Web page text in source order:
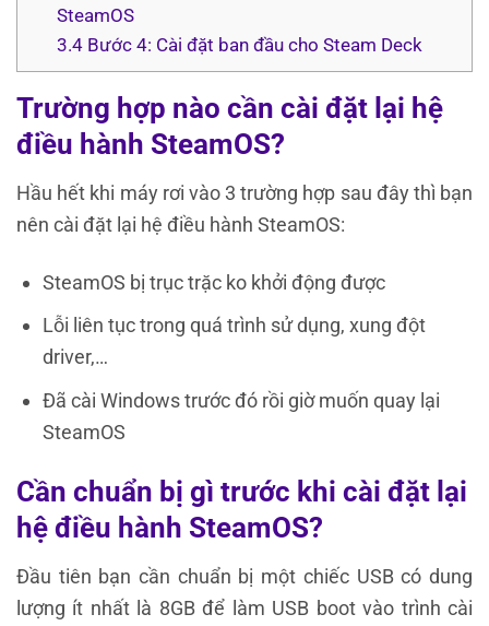
SteamOS
3.4Bước 4: Cài đặt ban đầu cho Steam Deck
Trường hợp nào cần cài đặt lại hệ
điều hành SteamOS?
Hầu hết khi máy rơi vào 3 trường hợp sau đây thì bạn
nên cài đặt lại hệ điều hành SteamOS:
SteamOS bị trục trặc ko khởi động được
Lỗi liên tục trong quá trình sử dụng, xung đột
driver,…
Đã cài Windows trước đó rồi giờ muốn quay lại
SteamOS
Cần chuẩn bị gì trước khi cài đặt lại
hệ điều hành SteamOS?
Đầu tiên bạn cần chuẩn bị một chiếc USB có dung
lượng ít nhất là 8GB để làm USB boot vào trình cài